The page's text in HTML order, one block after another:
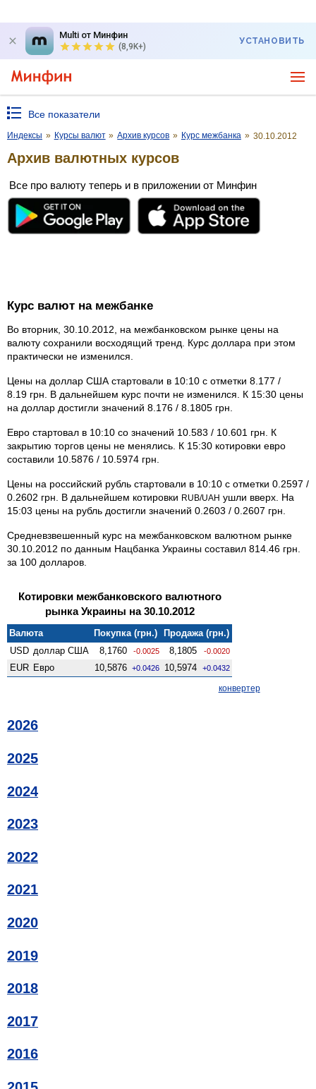
Multi от Минфин
(8,9K+)
УСТАНОВИТЬ
Все показатели
Индексы » Курсы валют » Архив курсов » Курс межбанка » 30.10.2012
Архив валютных курсов
Все про валюту теперь и в приложении от Минфин
Курс валют на межбанке
Во вторник, 30.10.2012, на межбанковском рынке цены на
валюту сохранили восходящий тренд. Курс доллара при этом
практически не изменился.
Цены на доллар США стартовали в 10:10 с отметки 8.177 /
8.19 грн. В дальнейшем курс почти не изменился. К 15:30 цены
на доллар достигли значений 8.176 / 8.1805 грн.
Евро стартовал в 10:10 со значений 10.583 / 10.601 грн. К
закрытию торгов цены не менялись. К 15:30 котировки евро
составили 10.5876 / 10.5974 грн.
Цены на российский рубль стартовали в 10:10 с отметки 0.2597 /
0.2602 грн. В дальнейшем котировки RUB/UAH ушли вверх. На
15:03 цены на рубль достигли значений 0.2603 / 0.2607 грн.
Средневзвешенный курс на межбанковском валютном рынке
30.10.2012 по данным Нацбанка Украины составил 814.46 грн.
за 100 долларов.
Котировки межбанковского валютного
рынка Украины на 30.10.2012
Валюта Покупка (грн.)
Продажа (грн.)
USD доллар США 8,1760 -0.0025 8,1805 -0.0020
EUR Евро 10,5876 +0.0426 10,5974 +0.0432
конвертер
2026
2025
2024
2023
2022
2021
2020
2019
2018
2017
2016